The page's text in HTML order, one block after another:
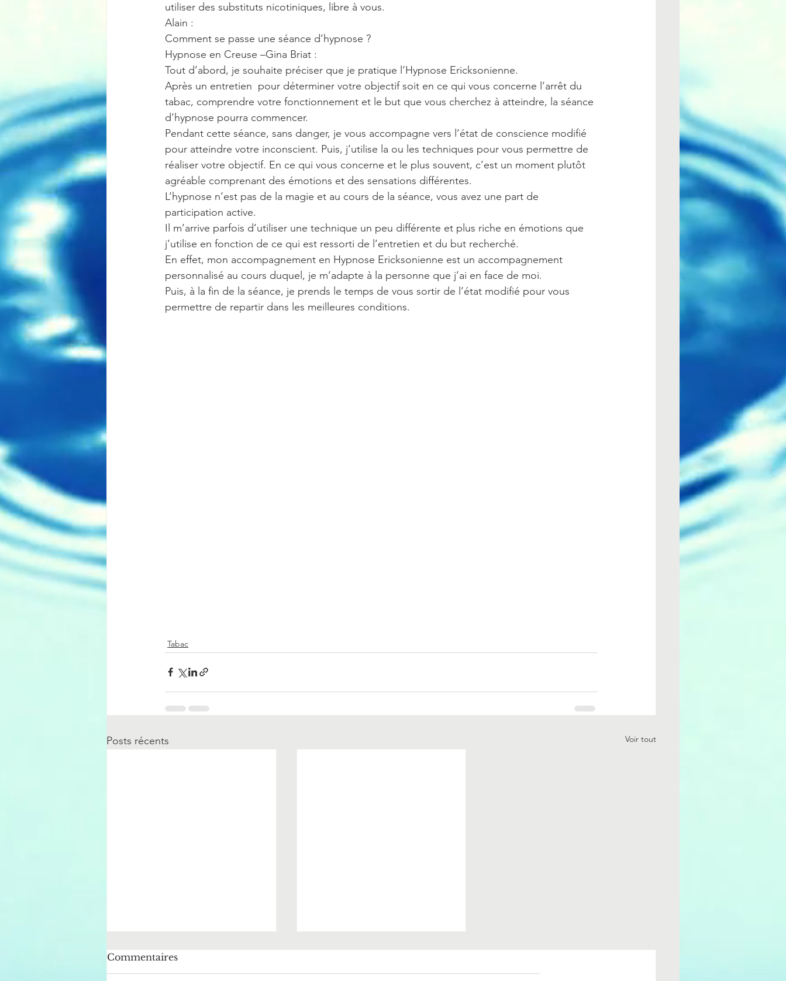
utiliser des substituts nicotiniques, libre à vous.
Alain :
Comment se passe une séance d’hypnose ?
Hypnose en Creuse –Gina Briat :
Tout d’abord, je souhaite préciser que je pratique l’Hypnose Ericksonienne.
Après un entretien  pour déterminer votre objectif soit en ce qui vous concerne l’arrêt du
tabac, comprendre votre fonctionnement et le but que vous cherchez à atteindre, la séance
d’hypnose pourra commencer.
Pendant cette séance, sans danger, je vous accompagne vers l’état de conscience modifié
pour atteindre votre inconscient. Puis, j’utilise la ou les techniques pour vous permettre de
réaliser votre objectif. En ce qui vous concerne et le plus souvent, c’est un moment plutôt
agréable comprenant des émotions et des sensations différentes.
L’hypnose n’est pas de la magie et au cours de la séance, vous avez une part de
participation active.
Il m’arrive parfois d’utiliser une technique un peu différente et plus riche en émotions que
j’utilise en fonction de ce qui est ressorti de l’entretien et du but recherché.
En effet, mon accompagnement en Hypnose Ericksonienne est un accompagnement
personnalisé au cours duquel, je m’adapte à la personne que j’ai en face de moi.
Puis, à la fin de la séance, je prends le temps de vous sortir de l’état modifié pour vous
permettre de repartir dans les meilleures conditions.
Tabac
Posts récents Voir tout
Commentaires